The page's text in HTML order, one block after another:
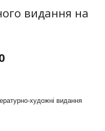
видання на
художні видання